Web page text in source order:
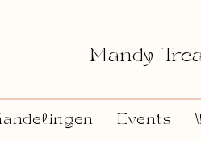
Mandy
Events